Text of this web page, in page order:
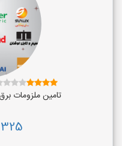
تامین ملزومات